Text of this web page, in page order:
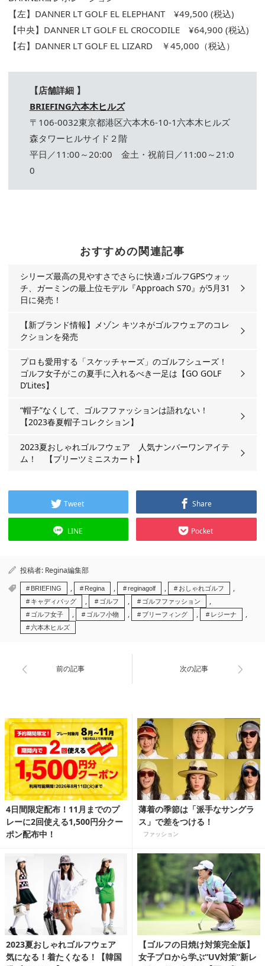
【左】DANNER LT GOLF EL ELEPHANT ¥49,500 (税込)
【中央】DANNER LT GOLF EL CROCODILE ¥64,900 (税込)
【右】DANNER LT GOLF EL LIZARD ￥45,000（税込）
【店舗詳細 】
BRIEFING六本木ヒルズ
〒106-0032東京都港区六本木6-10-1六本木ヒルズ
森タワーヒルサイド２階
平日／11:00～20:00 金土・祝前日／11:00～21:0
0
おすすめの関連記事
シリーズ最高の見やすさでさらに快適♪ゴルフGPSウォッ
チ、ガーミンの最上位モデル『Approach S70』が5月31
日に発売！
【新ブランド情報】メゾン キツネがゴルフウェアのコレ
クションを発売
プロも愛用する「スケッチャーズ」のゴルフシューズ！
ゴルフ女子がこの夏手に入れるべき一足は【GO GOLF
D’Lites】
“帽子”なくして、ゴルフファッションは語れない！
【2023春夏帽子コレクション】
2023夏おしゃれゴルフウェア 人気ナンバーワンアイテ
ム！ 【プリーツミニスカート】
Tweet Share
LINE Pocket
投稿者: Regina編集部
BRIEFING , Regina , reginagolf , おしゃれゴルフ ,
キャディバッグ , ゴルフ , ゴルフファッション ,
ゴルフ女子 , ゴルフ小物 , ブリーフィング , レジーナ ,
六本木ヒルズ
前の記事 次の記事
4日間限定配布！11月までのプ
レーに2回使える1,500円分クー
ポン配布中！
薄着の季節は「派手なサングラ
ス」で差をつける！
ファッション
2023夏おしゃれゴルフウェア
気になる！着たくなる！【韓国
【ゴルフの日焼け対策完全版】
女子プロから学ぶ“UV対策”新レ